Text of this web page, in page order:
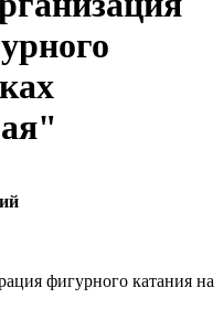
фигурного катания на